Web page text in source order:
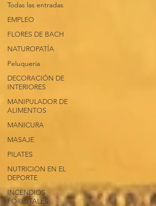
Todas las entradas
EMPLEO
FLORES DE BACH
NATUROPATÍA
Peluqueria
DECORACIÓN DE
INTERIORES
MANIPULADOR DE
ALIMENTOS
MANICURA
MASAJE
PILATES
NUTRICION EN EL
DEPORTE
INCENDIOS
FORESTALES